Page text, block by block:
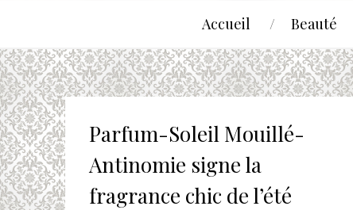
Accueil Beauté
Parfum-Soleil Mouillé-
Antinomie signe la
fragrance chic de l’été